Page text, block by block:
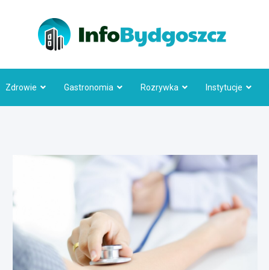
Zdrowie Gastronomia Rozrywka Instytucje